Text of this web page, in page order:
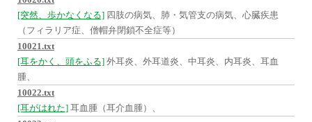
[突然、歩かなくなる] 四肢の病気、肺・気管支の病気、心臓疾患
（フィラリア症、僧帽弁閉鎖不全症等）
10021.txt
[耳をかく、頭をふる] 外耳炎、外耳道炎、中耳炎、内耳炎、耳血
腫、
10022.txt
[耳がはれた] 耳血腫（耳介血腫）、